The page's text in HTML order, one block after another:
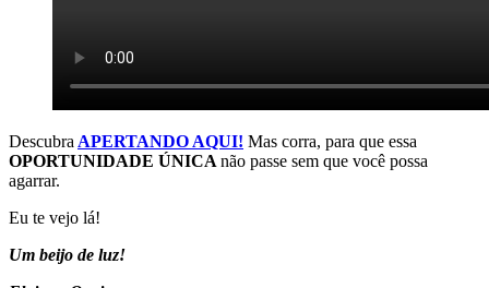
Descubra APERTANDO AQUI! Mas corra, para que essa
OPORTUNIDADE ÚNICA não passe sem que você possa
agarrar.
Eu te vejo lá!
Um beijo de luz!